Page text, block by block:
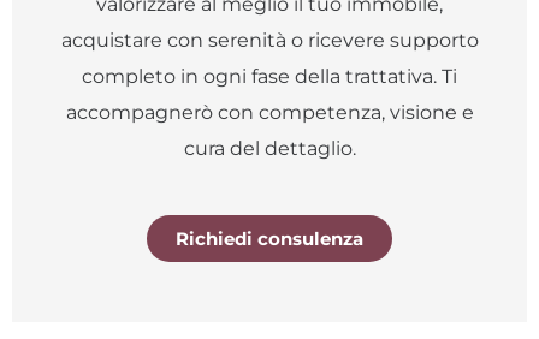
acquistare con serenità o ricevere supporto
completo in ogni fase della trattativa. Ti
accompagnerò con competenza, visione e
cura del dettaglio.
Richiedi consulenza